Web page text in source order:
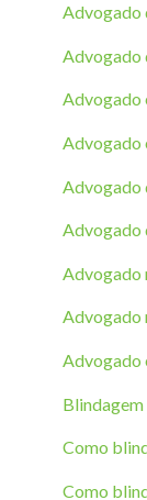
Advogado
Advogado
Advogado
Advogado
Advogado
Advogado
Advogado
Advogado
Advogado
Como
Como